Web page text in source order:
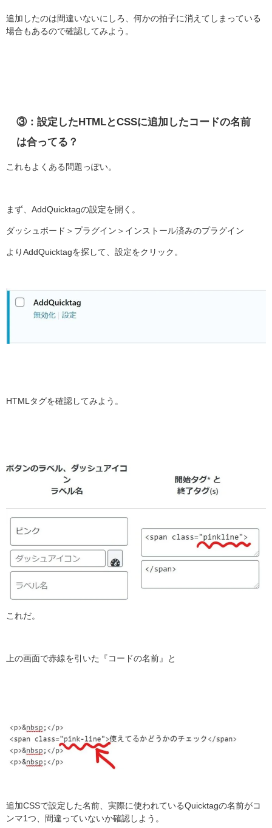
追加したのは間違いないにしろ、何かの拍子に消えてしまっている
場合もあるので確認してみよう。
③：設定したHTMLとCSSに追加したコードの名前
は合ってる？
これもよくある問題っぽい。
まず、AddQuicktagの設定を開く。
ダッシュボード＞プラグイン＞インストール済みのプラグイン
よりAddQuicktagを探して、設定をクリック。
HTMLタグを確認してみよう。
これだ。
上の画面で赤線を引いた『コードの名前』と
追加CSSで設定した名前、実際に使われているQuicktagの名前がコ
ンマ1つ、間違っていないか確認しよう。